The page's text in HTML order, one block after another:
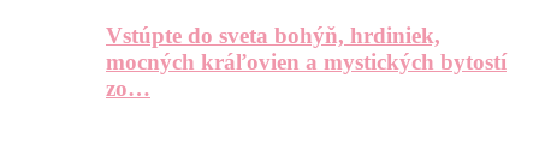
Vstúpte do sveta bohýň, hrdiniek,
mocných kráľovien a mystických bytostí
zo…